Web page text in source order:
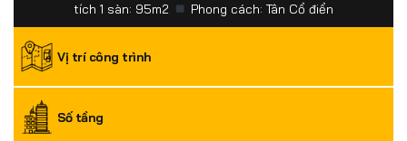
tích 1 sàn: 95m2
Phong cách: Tân Cổ điển
Vị trí công trình
Số tầng